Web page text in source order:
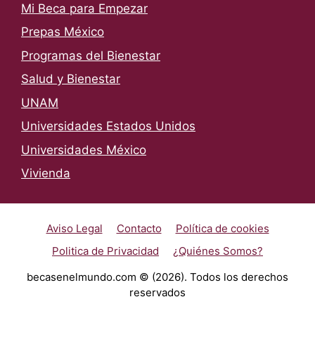
Mi Beca para Empezar
Prepas México
Programas del Bienestar
Salud y Bienestar
UNAM
Universidades Estados Unidos
Universidades México
Vivienda
Aviso Legal Contacto
Política de cookies
Politica de Privacidad
¿Quiénes Somos?
becasenelmundo.com © (2026). Todos los derechos
reservados